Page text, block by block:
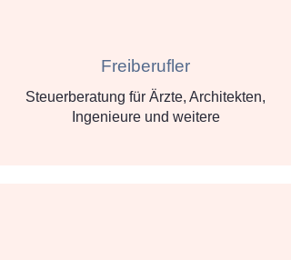
Freiberufler
Steuerberatung für Ärzte, Architekten,
Ingenieure und weitere